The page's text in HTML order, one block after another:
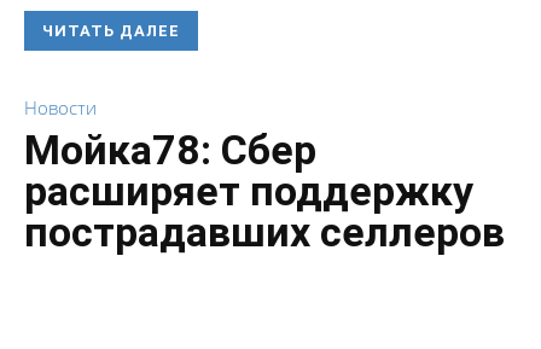
ЧИТАТЬ ДАЛЕЕ
Новости
Мойка78: Сбер
расширяет поддержку
пострадавших селлеров